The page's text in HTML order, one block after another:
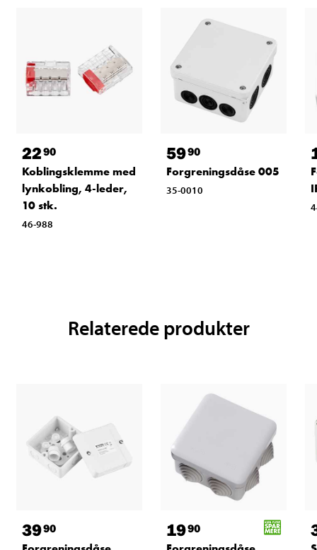
2290
Koblingsklemme med
lynkobling, 4-leder,
10 stk.
46-988
5990
Forgreningsdåse 005
35-0010
Relaterede produkter
3990 1990